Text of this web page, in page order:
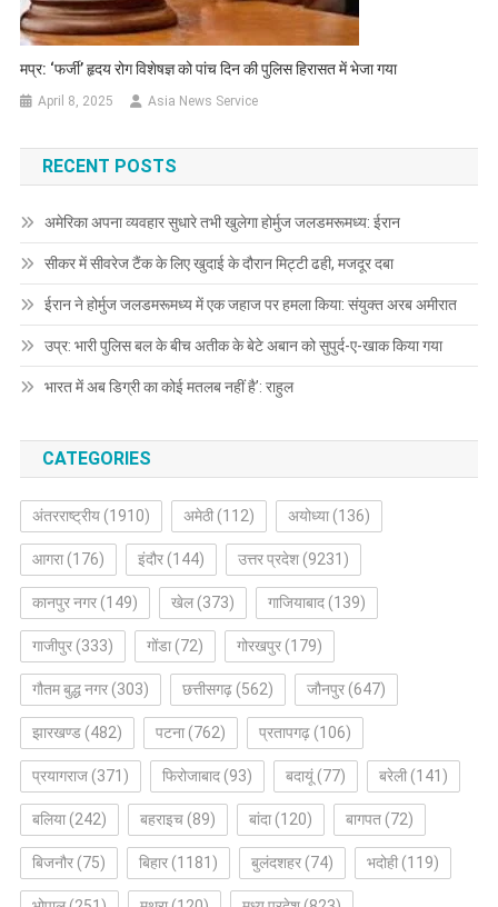
मप्र: ‘फर्जी’ हृदय रोग विशेषज्ञ को पांच दिन की पुलिस हिरासत में भेजा गया
April 8, 2025 Asia News Service
RECENT POSTS
अमेरिका अपना व्यवहार सुधारे तभी खुलेगा होर्मुज जलडमरूमध्य: ईरान
सीकर में सीवरेज टैंक के लिए खुदाई के दौरान मिट्टी ढही, मजदूर दबा
ईरान ने होर्मुज जलडमरूमध्य में एक जहाज पर हमला किया: संयुक्त अरब अमीरात
उप्र: भारी पुलिस बल के बीच अतीक के बेटे अबान को सुपुर्द-ए-खाक किया गया
भारत में अब डिग्री का कोई मतलब नहीं है’: राहुल
CATEGORIES
अंतरराष्ट्रीय(1910) अमेठी(112) अयोध्या(136)
आगरा(176) इंदौर(144) उत्तर प्रदेश(9231)
कानपुर नगर(149) खेल(373) गाजियाबाद(139)
गाजीपुर(333) गोंडा(72) गोरखपुर(179)
गौतम बुद्ध नगर(303) छत्तीसगढ़(562) जौनपुर(647)
झारखण्ड(482) पटना(762) प्रतापगढ़(106)
प्रयागराज(371) फिरोजाबाद(93) बदायूं(77) बरेली(141)
बलिया(242) बहराइच(89) बांदा(120) बागपत(72)
बिजनौर(75) बिहार(1181) बुलंदशहर(74) भदोही(119)